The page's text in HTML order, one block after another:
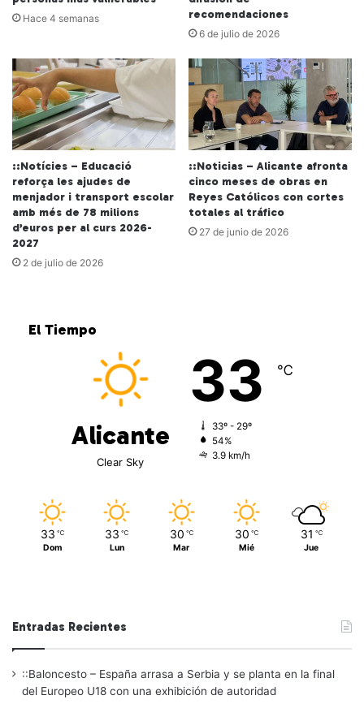
Hace 4 semanas
recomendaciones
6 de julio de 2026
::Notícies – Educació
reforça les ajudes de
menjador i transport escolar
amb més de 78 milions
d’euros per al curs 2026-
2027
2 de julio de 2026
::Noticias – Alicante afronta
cinco meses de obras en
Reyes Católicos con cortes
totales al tráfico
27 de junio de 2026
El Tiempo
Alicante
Clear Sky
33 ℃
33º - 29º
54%
3.9 km/h
33 ℃
Dom
33 ℃
Lun
30 ℃
Mar
30 ℃
Mié
31 ℃
Jue
Entradas Recientes
::Baloncesto – España arrasa a Serbia y se planta en la final
del Europeo U18 con una exhibición de autoridad